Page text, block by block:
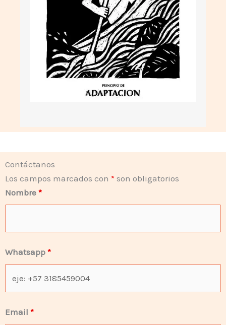
Contáctanos
Los campos marcados con * son obligatorios
Nombre *
Whatsapp *
Email *